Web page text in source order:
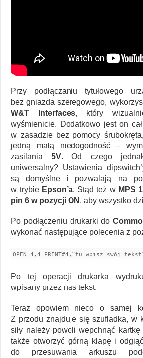
Przy podłączaniu tytułowego
bez gniazda szeregowego,
W&T Interfaces, który
wyśmienicie. Dodatkowo jest on
w zasadzie bez pomocy
jedną małą niedogodność –
zasilania5V. Od czego
uniwersalny? Ustawienia
są domyślne i pozwalają na
w trybie Epson’a. Stąd też w MPS
pin 6 w pozycji ON , aby wszystko
Po podłączeniu drukarki do
wykonać następujące polecenia z
OPEN 4,4 PRINT#4,”tu wpisz swój
Po tej operacji drukarka
wpisany przez nas tekst.
Teraz opowiem nieco o samej
Z przodu znajduje się szufladka, w
siły należy powoli wepchnąć kartkę
także otworzyć górną klapę i
do przesuwania arkuszu